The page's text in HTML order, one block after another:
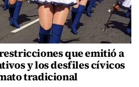
que emitió a
y los desfiles cívicos
tradicional